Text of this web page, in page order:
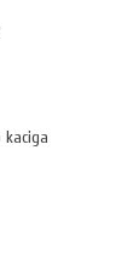
kaciga